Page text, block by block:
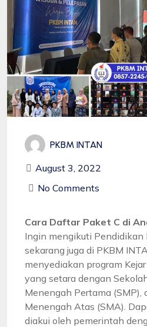
PKBM INTAN
August 3, 2022
No Comments
Cara Daftar Paket C di
Ingin mengikuti Pendidikan
sekarang juga di PKBM
menyediakan program
yang setara dengan
Menengah Pertama (SMP),
Menengah Atas (SMA).
diakui oleh pemerintah